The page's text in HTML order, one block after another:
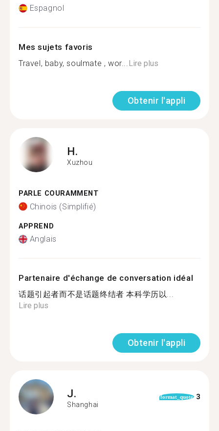
Espagnol
Mes sujets favoris
Travel, baby, soulmate , wor...Lire plus
Obtenir l'appli
H.
Xuzhou
PARLE COURAMMENT
Chinois (Simplifié)
APPREND
Anglais
Partenaire d'échange de conversation idéal
话题引起者而不是话题终结者 本科学历以...
Lire plus
Obtenir l'appli
J.
Shanghai
format_quote 3